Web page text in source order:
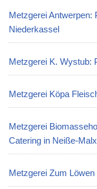
Metzgerei Antwerpen:
Niederkassel
Metzgerei K. Wystub:
Metzgerei Köpa
Metzgerei
Catering in Neiße-
Metzgerei Zum